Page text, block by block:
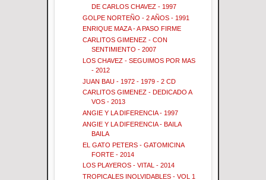
DE CARLOS CHAVEZ - 1997
GOLPE NORTEÑO - 2 AÑOS - 1991
ENRIQUE MAZA - A PASO FIRME
CARLITOS GIMENEZ - CON
SENTIMIENTO - 2007
LOS CHAVEZ - SEGUIMOS POR MAS
- 2012
JUAN BAU - 1972 - 1979 - 2 CD
CARLITOS GIMENEZ - DEDICADO A
VOS - 2013
ANGIE Y LA DIFERENCIA - 1997
ANGIE Y LA DIFERENCIA - BAILA
BAILA
EL GATO PETERS - GATOMICINA
FORTE - 2014
LOS PLAYEROS - VITAL - 2014
TROPICALES INOLVIDABLES - VOL 1